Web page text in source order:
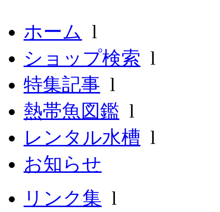
ホーム l
ショップ検索 l
特集記事 l
熱帯魚図鑑 l
レンタル水槽 l
お知らせ
リンク集 l